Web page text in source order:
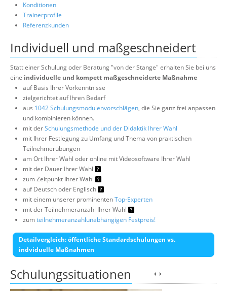
Konditionen
Trainerprofile
Referenzkunden
Individuell und maßgeschneidert
Statt einer Schulung oder Beratung "von der Stange" erhalten Sie bei uns
eine individuelle und kompett maßgeschneiderte Maßnahme
auf Basis Ihrer Vorkenntnisse
zielgerichtet auf Ihren Bedarf
aus 1042 Schulungsmodulenvorschlägen, die Sie ganz frei anpassen
und kombinieren können.
mit derSchulungsmethode und der Didaktik Ihrer Wahl
mit Ihrer Festlegung zu Umfang und Thema von praktischen
Teilnehmerübungen
am Ort Ihrer Wahl oder online mit Videosoftware Ihrer Wahl
mit der Dauer Ihrer Wahl
zum Zeitpunkt Ihrer Wahl
auf Deutsch oder Englisch
mit einem unserer prominentenTop-Experten
mit der Teilnehmeranzahl Ihrer Wahl
zumteilnehmeranzahlunabhängigen Festpreis!
Detailvergleich: öffentliche Standardschulungen vs.
indviduelle Maßnahmen
Schulungssituationen